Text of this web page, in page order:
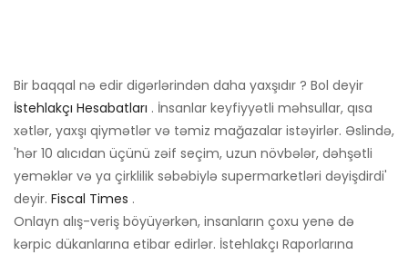
Bir baqqal nə edir digərlərindən daha yaxşıdır ? Bol deyir
İstehlakçı Hesabatları . İnsanlar keyfiyyətli məhsullar, qısa
xətlər, yaxşı qiymətlər və təmiz mağazalar istəyirlər. Əslində,
'hər 10 alıcıdan üçünü zəif seçim, uzun növbələr, dəhşətli
yeməklər və ya çirklilik səbəbiylə supermarketləri dəyişdirdi'
deyir. Fiscal Times .
Onlayn alış-veriş böyüyərkən, insanların çoxu yenə də
kərpic dükanlarına etibar edirlər. İstehlakçı Raporlarına